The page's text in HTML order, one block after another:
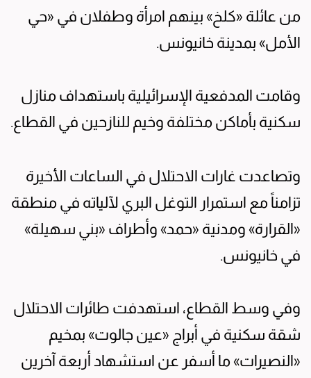
من عائلة «كلخ» بينهم امرأة وطفلان في «حي
الأمل» بمدينة خانيونس.
وقامت المدفعية الإسرائيلية باستهداف منازل
سكنية بأماكن مختلفة وخيم للنازحين في القطاع.
وتصاعدت غارات الاحتلال في الساعات الأخيرة
تزامناً مع استمرار التوغل البري لآلياته في منطقة
«القرارة» ومدنية «حمد» وأطراف «بني سهيلة»
في خانيونس.
وفي وسط القطاع، استهدفت طائرات الاحتلال
شقة سكنية في أبراج «عين جالوت» بمخيم
«النصيرات» ما أسفر عن استشهاد أربعة آخرين